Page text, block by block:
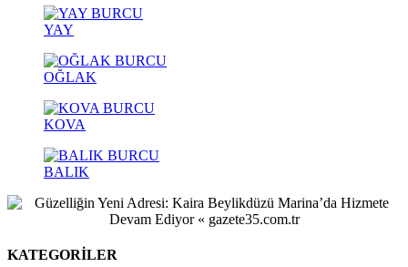
YAY
OĞLAK
KOVA
BALIK
KATEGORİLER